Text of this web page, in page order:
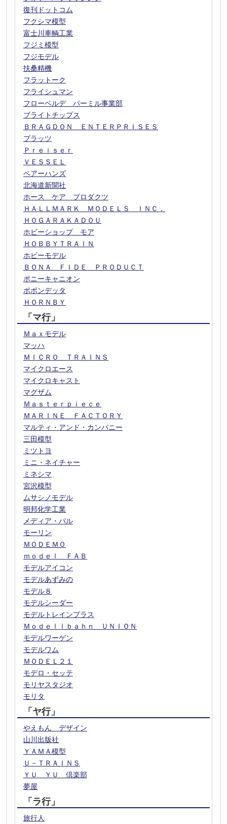
復刊ドットコム
フクシマ模型
富士川車輌工業
フジミ模型
フジモデル
扶桑精機
フラットーク
フライシュマン
フローベルデ パーミル事業部
ブライトチップス
ＢＲＡＧＤＯＮ ＥＮＴＥＲＰＲＩＳＥＳ
プラッツ
Ｐｒｅｉｓｅｒ
ＶＥＳＳＥＬ
ペアーハンズ
北海道新聞社
ホース ケア プロダクツ
ＨＡＬＬＭＡＲＫ ＭＯＤＥＬＳ ＩＮＣ．
ＨＯＧＡＲＡＫＡＤＯＵ
ホビーショップ モア
ＨＯＢＢＹＴＲＡＩＮ
ホビーモデル
ＢＯＮＡ ＦＩＤＥ ＰＲＯＤＵＣＴ
ポニーキャニオン
ポポンデッタ
ＨＯＲＮＢＹ
「マ行」
Ｍａｘモデル
マッハ
ＭＩＣＲＯ ＴＲＡＩＮＳ
マイクロエース
マイクロキャスト
マグザム
Ｍａｓｔｅｒｐｉｅｃｅ
ＭＡＲＩＮＥ ＦＡＣＴＯＲＹ
マルティ・アンド・カンパニー
三田模型
ミツトヨ
ミニ・ネイチャー
ミネシマ
宮沢模型
ムサシノモデル
明邦化学工業
メディア・パル
モーリン
ＭＯＤＥＭＯ
ｍｏｄｅｌ ＦＡＢ
モデルアイコン
モデルあずみの
モデル８
モデルシーダー
モデルトレインプラス
Ｍｏｄｅｌｌｂａｈｎ ＵＮＩＯＮ
モデルワーゲン
モデルワム
ＭＯＤＥＬ２１
モデロ・セッテ
モリヤスタジオ
モリタ
「ヤ行」
やえもん デザイン
山川出版社
ＹＡＭＡ模型
Ｕ－ＴＲＡＩＮＳ
ＹＵ ＹＵ 倶楽部
夢屋
「ラ行」
旅行人